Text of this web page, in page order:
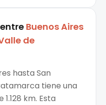
Buenos Aires
de
hasta San
tiene una
km. Esta